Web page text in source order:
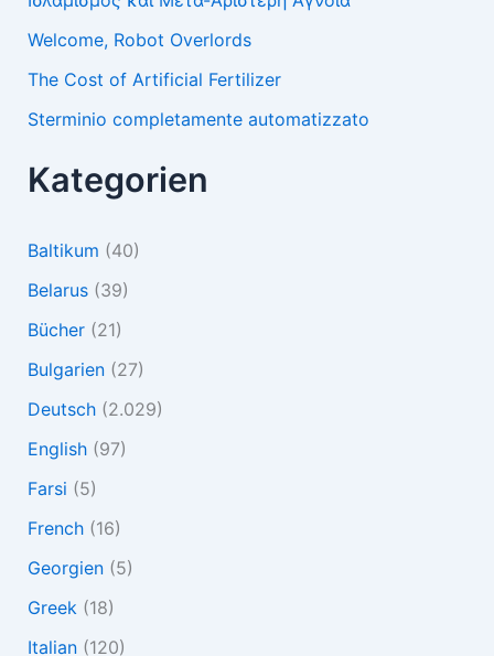
Welcome, Robot Overlords
The Cost of Artificial Fertilizer
Sterminio completamente automatizzato
Kategorien
Baltikum (40)
Belarus(39)
Bücher(21)
Bulgarien(27)
Deutsch(2.029)
English(97)
Farsi (5)
French(16)
Georgien(5)
Greek(18)
Italian(120)